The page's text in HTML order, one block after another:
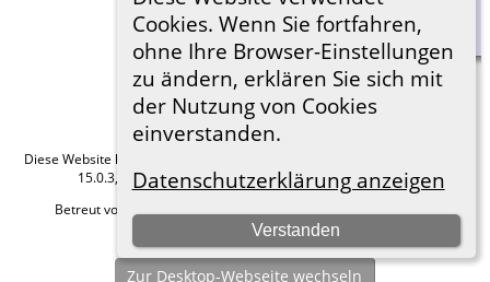
Cookies. Wenn Sie fortfahren,
ohne Ihre Browser-Einstellungen
zu ändern, erklären Sie sich mit
der Nutzung von Cookies
einverstanden.
Datenschutzerklärung anzeigen
Verstanden
Diese Website läuft mit
15.0.3, programmiert von Darrin Lythgoe © 2001-2026.
Betreut von
Hier geht es zum Impressum
Zur Desktop-Webseite wechseln